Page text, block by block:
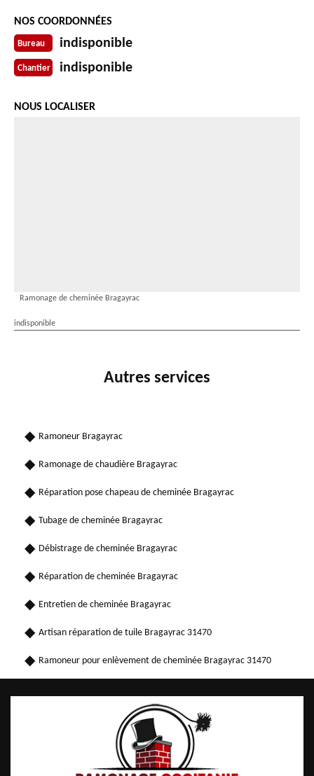
NOS COORDONNÉES
Bureau indisponible
Chantier indisponible
NOUS LOCALISER
Ramonage de cheminée Bragayrac
indisponible
Autres services
Ramoneur Bragayrac
Ramonage de chaudière Bragayrac
Réparation pose chapeau de cheminée Bragayrac
Tubage de cheminée Bragayrac
Débistrage de cheminée Bragayrac
Réparation de cheminée Bragayrac
Entretien de cheminée Bragayrac
Artisan réparation de tuile Bragayrac 31470
Ramoneur pour enlèvement de cheminée Bragayrac 31470